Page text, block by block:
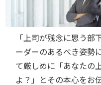
「上司が残念に思う
ーダーのあるべき姿勢
て厳しめに「あなたの
よ？」とその本心をお